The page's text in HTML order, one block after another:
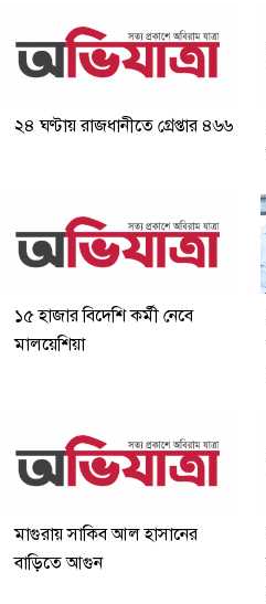
২৪ ঘণ্টায় রাজধানীতে গ্রেপ্তার ৪৬৬
১৫ হাজার বিদেশি কর্মী নেবে
মালয়েশিয়া
মাগুরায় সাকিব আল হাসানের
বাড়িতে আগুন